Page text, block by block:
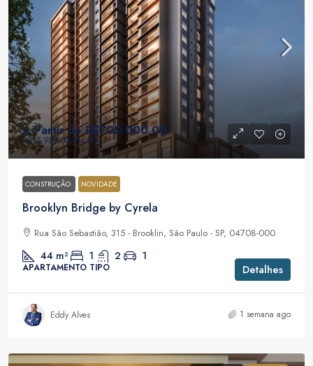
A Partir deR$700.000,00
R$15.909,00/Por M²
CONSTRUÇÃO NOVIDADE
Brooklyn Bridge by Cyrela
Rua São Sebastião, 315 - Brooklin, São Paulo - SP, 04708-000
44 m² 1 2 1
APARTAMENTO TIPO Detalhes
Eddy Alves 1 semana ago